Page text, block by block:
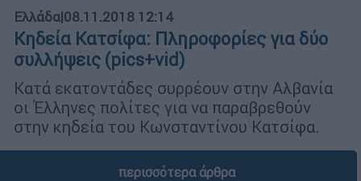
Ελλάδα|08.11.2018 12:14
Κηδεία Κατσίφα: Πληροφορίες για δύο
συλλήψεις (pics+vid)
Κατά εκατοντάδες συρρέουν στην Αλβανία
οι Έλληνες πολίτες για να παραβρεθούν
στην κηδεία του Κωνσταντίνου Κατσίφα.
περισσότερα άρθρα